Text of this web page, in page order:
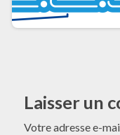
Laisser un
Votre adresse e-